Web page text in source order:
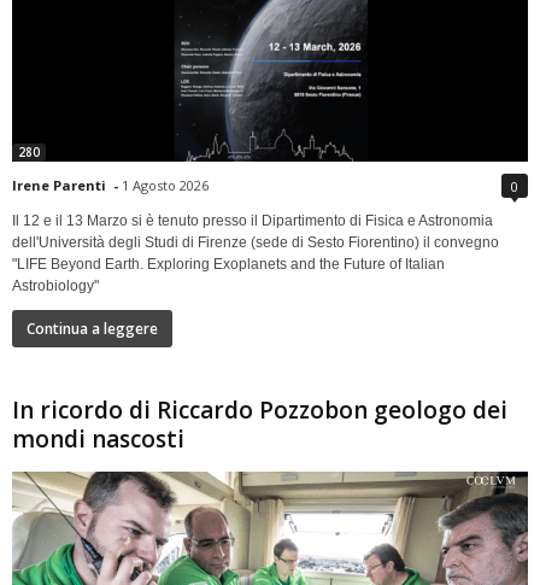
280
Irene Parenti - 1 Agosto 2026 0
Il 12 e il 13 Marzo si è tenuto presso il Dipartimento di Fisica e Astronomia
dell'Università degli Studi di Firenze (sede di Sesto Fiorentino) il convegno
"LIFE Beyond Earth. Exploring Exoplanets and the Future of Italian
Astrobiology"
Continua a leggere
In ricordo di Riccardo Pozzobon geologo dei
mondi nascosti